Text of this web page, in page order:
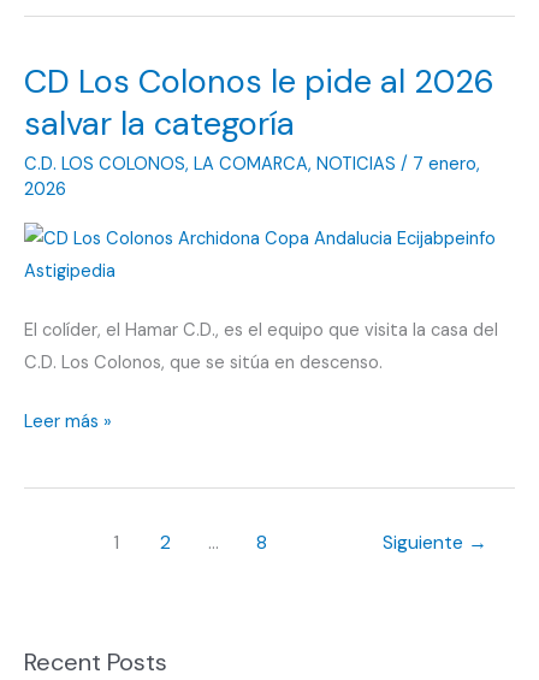
Colonos
a
ganar
de
derrotas
consecutivas
CD Los Colonos le pide al 2026
salvar la categoría
C.D. LOS COLONOS, LA COMARCA, NOTICIAS / 7 enero,
2026
El colíder, el Hamar C.D., es el equipo que visita la casa del
C.D. Los Colonos, que se sitúa en descenso.
CD
Colonos
salvar
Leer más »
1 2 … 8 Siguiente →
Recent Posts